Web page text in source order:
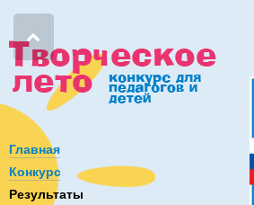
Главная
Конкурс
Результаты